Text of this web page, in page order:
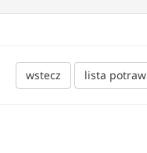
wstecz lista potraw